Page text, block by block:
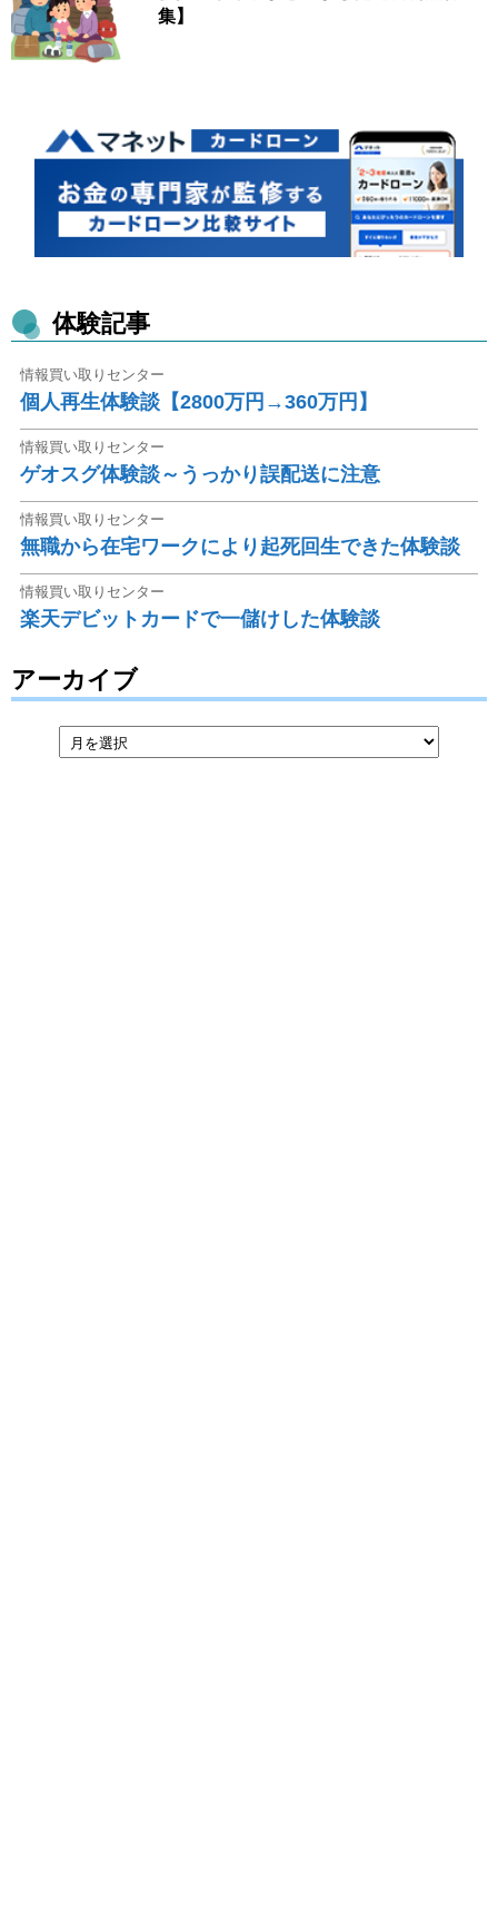
集】
体験記事
情報買い取りセンター
個人再生体験談【2800万円→360万円】
情報買い取りセンター
ゲオスグ体験談～うっかり誤配送に注意
情報買い取りセンター
無職から在宅ワークにより起死回生できた体験談
情報買い取りセンター
楽天デビットカードで一儲けした体験談
アーカイブ